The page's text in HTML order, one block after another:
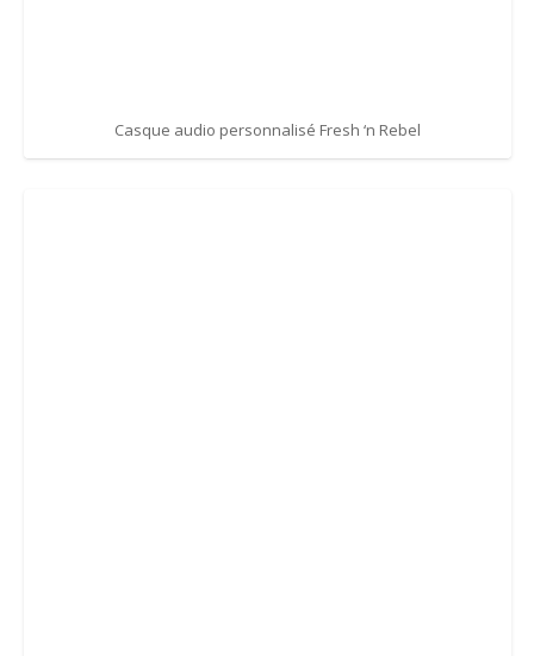
Casque audio personnalisé Fresh ‘n Rebel